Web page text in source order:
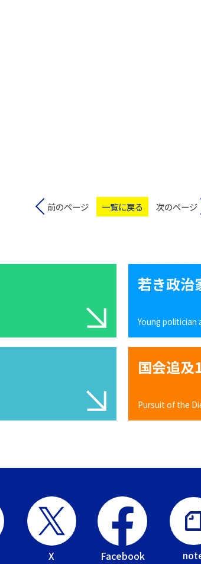
前のページ 一覧に戻る 次のページ
若き政治
Young politician
国会追及
Pursuit of the
X Facebook